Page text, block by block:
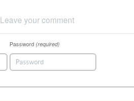
Leave your comment
Password (required)